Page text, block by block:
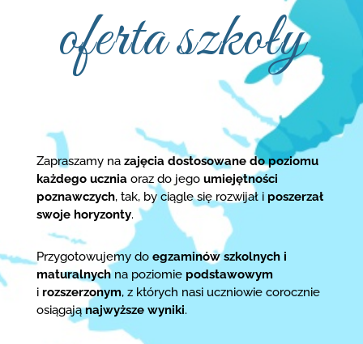
oferta szkoły
Zapraszamy nazajęcia dostosowane do poziomu
każdego ucznia oraz do jego umiejętności
poznawczych, tak, by ciągle się rozwijał i poszerzał
swoje horyzonty.
Przygotowujemy do egzaminów szkolnych i
maturalnychna poziomie podstawowym
i rozszerzonym, z których nasi uczniowie corocznie
osiągająnajwyższe wyniki.